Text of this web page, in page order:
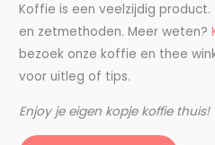
Koffie is een veelzijdig product.
en zetmethoden. Meer weten?
bezoek onze koffie en thee
voor uitleg of tips.
Enjoy je eigen kopje koffie thuis!